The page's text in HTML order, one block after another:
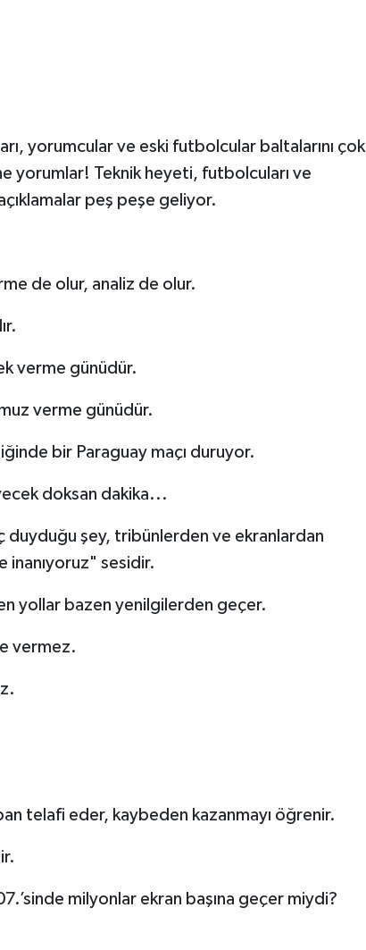
yorumcular ve eski futbolcular baltalarını çok
yorumlar! Teknik heyeti, futbolcuları ve
peş peşe geliyor.
de olur, analiz de olur.
verme günüdür.
verme günüdür.
bir Paraguay maçı duruyor.
doksan dakika...
duyduğu şey, tribünlerden ve ekranlardan
inanıyoruz" sesidir.
yollar bazen yenilgilerden geçer.
vermez.
telafi eder, kaybeden kazanmayı öğrenir.
milyonlar ekran başına geçer miydi?